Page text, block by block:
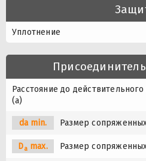
Уплотнение
Расстояние до
(a)
da min. Размер
Damax. Размер